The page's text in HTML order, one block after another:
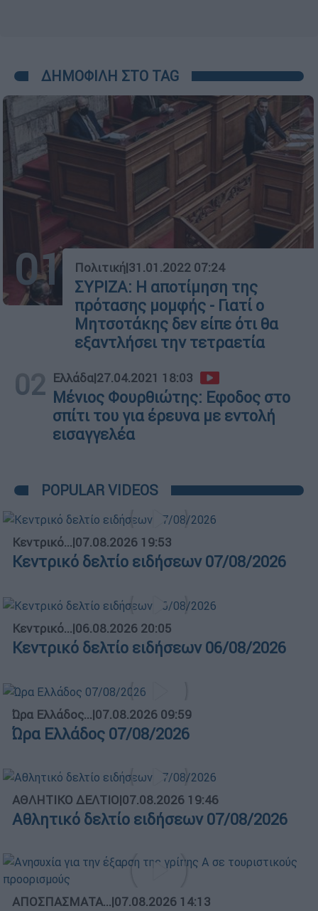
ΔΗΜΟΦΙΛΗ ΣΤΟ TAG
01 Πολιτική|31.01.2022 07:24
ΣΥΡΙΖΑ: Η αποτίμηση της
πρότασης μομφής - Γιατί ο
Μητσοτάκης δεν είπε ότι θα
εξαντλήσει την τετραετία
02 Ελλάδα|27.04.2021 18:03
Μένιος Φουρθιώτης: Εφοδος στο
σπίτι του για έρευνα με εντολή
εισαγγελέα
POPULAR VIDEOS
Κεντρικό...|07.08.2026 19:53
Κεντρικό δελτίο ειδήσεων 07/08/2026
Κεντρικό...|06.08.2026 20:05
Κεντρικό δελτίο ειδήσεων 06/08/2026
Ώρα Ελλάδος...|07.08.2026 09:59
Ώρα Ελλάδος 07/08/2026
ΑΘΛΗΤΙΚΟ ΔΕΛΤΙΟ|07.08.2026 19:46
Αθλητικό δελτίο ειδήσεων 07/08/2026
ΑΠΟΣΠΑΣΜΑΤΑ...|07.08.2026 14:13